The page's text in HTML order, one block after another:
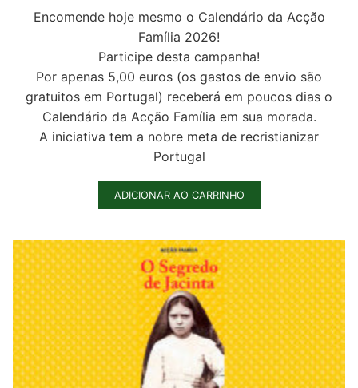
Encomende hoje mesmo o Calendário da Acção
Família 2026!
Participe desta campanha!
Por apenas 5,00 euros (os gastos de envio são
gratuitos em Portugal) receberá em poucos dias o
Calendário da Acção Família em sua morada.
A iniciativa tem a nobre meta de recristianizar
Portugal
ADICIONAR AO CARRINHO